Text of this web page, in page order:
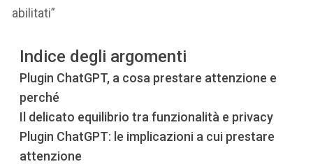
abilitati”
Indice degli argomenti
Plugin ChatGPT, a cosa prestare attenzione e
perché
Il delicato equilibrio tra funzionalità e privacy
Plugin ChatGPT: le implicazioni a cui prestare
attenzione